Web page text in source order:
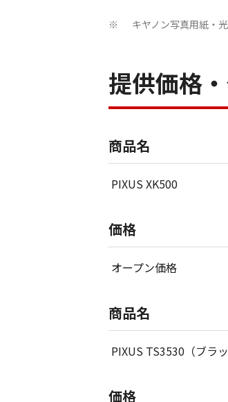
※ キヤノン写真用紙・
提供価格
商品名
PIXUS XK500
価格
オープン価格
商品名
PIXUS TS3530（ブラ
価格